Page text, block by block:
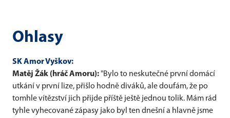
Ohlasy
SK Amor Vyškov:
Matěj Žák (hráč Amoru):"Bylo to neskutečné první domácí
utkání v první lize, přišlo hodně diváků, ale doufám, že po
tomhle vítězství jich přijde příště ještě jednou tolik. Mám rád
tyhle vyhecované zápasy jako byl ten dnešní a hlavně jsme